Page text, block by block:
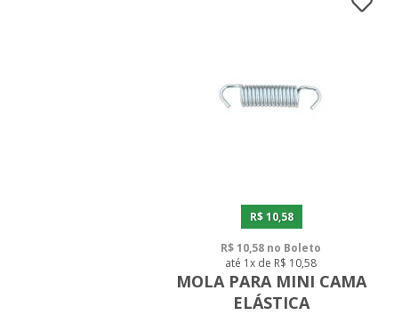
R$ 10,58
R$ 10,58 no Boleto
até 1x de R$ 10,58
MOLA PARA MINI CAMA
ELÁSTICA